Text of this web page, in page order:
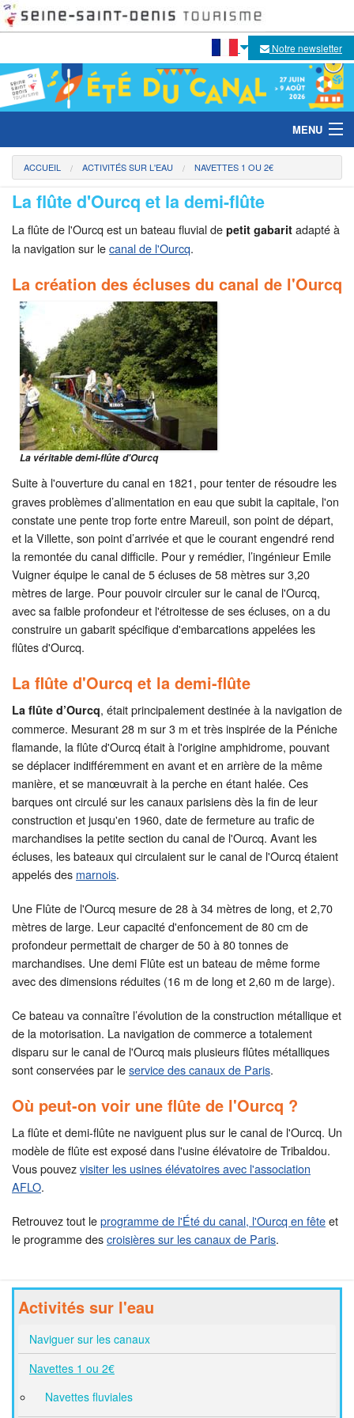
Notre newsletter
MENU
Le festival
Temps forts 2026
Activités sur les berges
Escales
ACCUEIL ACTIVITÉS SUR L'EAU NAVETTES 1 OU 2€
La flûte d'Ourcq et la demi-flûte
La flûte de l'Ourcq est un bateau fluvial de petit gabarit adapté à
la navigation sur lecanal de l'Ourcq.
La création des écluses du canal de l'Ourcq
La véritable demi-flûte d'Ourcq
Suite à l'ouverture du canal en 1821, pour tenter de résoudre les
graves problèmes d’alimentation en eau que subit la capitale, l'on
constate une pente trop forte entre Mareuil, son point de départ,
et la Villette, son point d’arrivée et que le courant engendré rend
la remontée du canal difficile. Pour y remédier, l’ingénieur Emile
Vuigner équipe le canal de 5 écluses de 58 mètres sur 3,20
mètres de large. Pour pouvoir circuler sur le canal de l'Ourcq,
avec sa faible profondeur et l'étroitesse de ses écluses, on a du
construire un gabarit spécifique d'embarcations appelées les
flûtes d'Ourcq.
La flûte d'Ourcq et la demi-flûte
La flûte d’Ourcq, était principalement destinée à la navigation de
commerce. Mesurant 28 m sur 3 m et très inspirée de la Péniche
flamande, la flûte d'Ourcq était à l'origine amphidrome, pouvant
se déplacer indifféremment en avant et en arrière de la même
manière, et se manœuvrait à la perche en étant halée. Ces
barques ont circulé sur les canaux parisiens dès la fin de leur
construction et jusqu'en 1960, date de fermeture au trafic de
marchandises la petite section du canal de l'Ourcq. Avant les
écluses, les bateaux qui circulaient sur le canal de l'Ourcq étaient
appelés des marnois.
Une Flûte de l'Ourcq mesure de 28 à 34 mètres de long, et 2,70
mètres de large. Leur capacité d'enfoncement de 80 cm de
profondeur permettait de charger de 50 à 80 tonnes de
marchandises. Une demi Flûte est un bateau de même forme
avec des dimensions réduites (16 m de long et 2,60 m de large).
Ce bateau va connaître l’évolution de la construction métallique et
de la motorisation. La navigation de commerce a totalement
disparu sur le canal de l'Ourcq mais plusieurs flûtes métalliques
sont conservées par leservice des canaux de Paris.
Où peut-on voir une flûte de l'Ourcq ?
La flûte et demi-flûte ne naviguent plus sur le canal de l'Ourcq. Un
modèle de flûte est exposé dans l'usine élévatoire de Tribaldou.
Vous pouvezvisiter les usines élévatoires avec l'association
AFLO.
Retrouvez tout leprogramme de l'Été du canal, l'Ourcq en fêteet
le programme descroisières sur les canaux de Paris.
Activités sur l'eau
Naviguer sur les canaux
Navettes 1 ou 2€
Navettes fluviales